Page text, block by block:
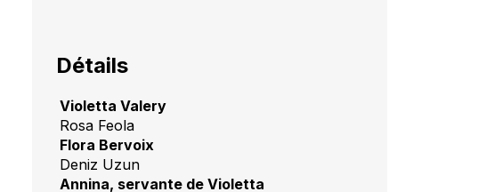
Détails
Violetta Valery
Rosa Feola
Flora Bervoix
Deniz Uzun
Annina, servante de Violetta